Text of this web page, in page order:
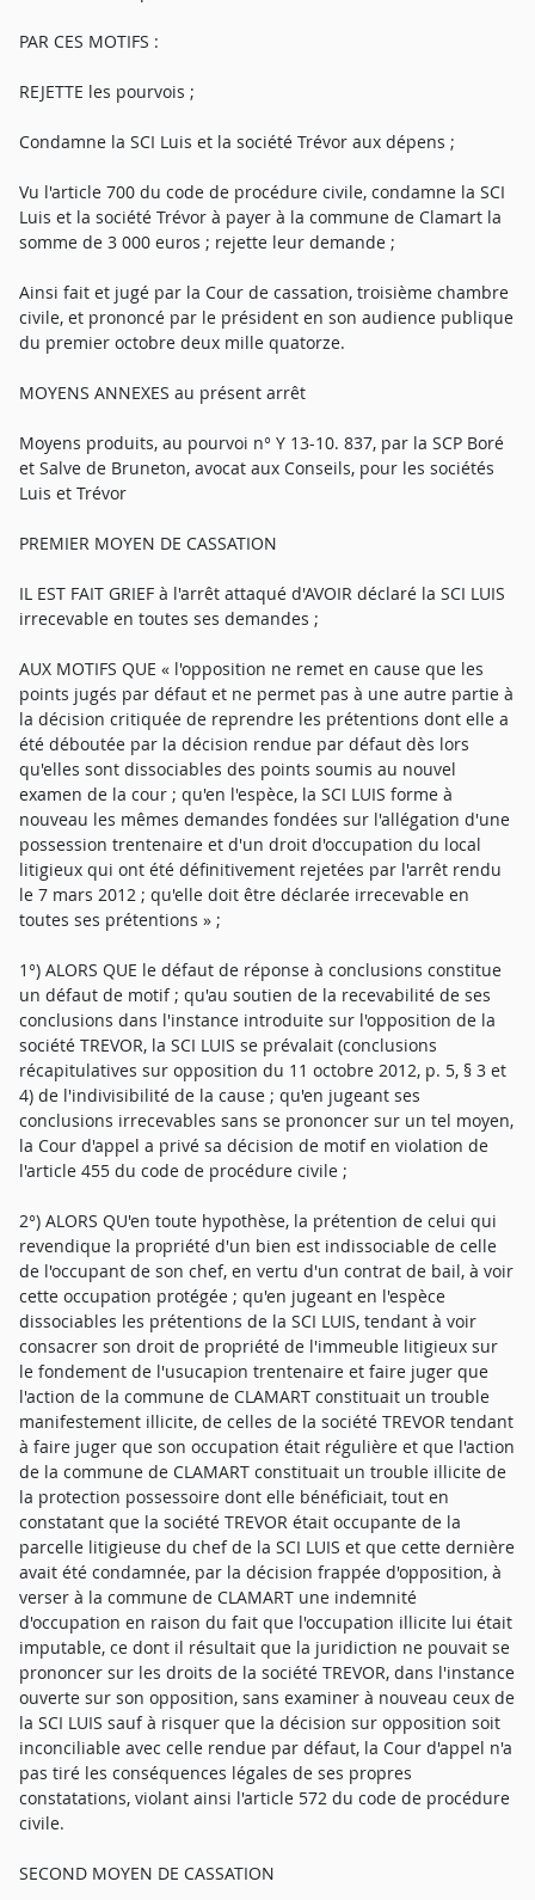
PAR CES MOTIFS :
REJETTE les pourvois ;
Condamne la SCI Luis et la société Trévor aux dépens ;
Vu l'article 700 du code de procédure civile, condamne la SCI
Luis et la société Trévor à payer à la commune de Clamart la
somme de 3 000 euros ; rejette leur demande ;
Ainsi fait et jugé par la Cour de cassation, troisième chambre
civile, et prononcé par le président en son audience publique
du premier octobre deux mille quatorze.
MOYENS ANNEXES au présent arrêt
Moyens produits, au pourvoi n° Y 13-10. 837, par la SCP Boré
et Salve de Bruneton, avocat aux Conseils, pour les sociétés
Luis et Trévor
PREMIER MOYEN DE CASSATION
IL EST FAIT GRIEF à l'arrêt attaqué d'AVOIR déclaré la SCI LUIS
irrecevable en toutes ses demandes ;
AUX MOTIFS QUE « l'opposition ne remet en cause que les
points jugés par défaut et ne permet pas à une autre partie à
la décision critiquée de reprendre les prétentions dont elle a
été déboutée par la décision rendue par défaut dès lors
qu'elles sont dissociables des points soumis au nouvel
examen de la cour ; qu'en l'espèce, la SCI LUIS forme à
nouveau les mêmes demandes fondées sur l'allégation d'une
possession trentenaire et d'un droit d'occupation du local
litigieux qui ont été définitivement rejetées par l'arrêt rendu
le 7 mars 2012 ; qu'elle doit être déclarée irrecevable en
toutes ses prétentions » ;
1°) ALORS QUE le défaut de réponse à conclusions constitue
un défaut de motif ; qu'au soutien de la recevabilité de ses
conclusions dans l'instance introduite sur l'opposition de la
société TREVOR, la SCI LUIS se prévalait (conclusions
récapitulatives sur opposition du 11 octobre 2012, p. 5, § 3 et
4) de l'indivisibilité de la cause ; qu'en jugeant ses
conclusions irrecevables sans se prononcer sur un tel moyen,
la Cour d'appel a privé sa décision de motif en violation de
l'article 455 du code de procédure civile ;
2°) ALORS QU'en toute hypothèse, la prétention de celui qui
revendique la propriété d'un bien est indissociable de celle
de l'occupant de son chef, en vertu d'un contrat de bail, à voir
cette occupation protégée ; qu'en jugeant en l'espèce
dissociables les prétentions de la SCI LUIS, tendant à voir
consacrer son droit de propriété de l'immeuble litigieux sur
le fondement de l'usucapion trentenaire et faire juger que
l'action de la commune de CLAMART constituait un trouble
manifestement illicite, de celles de la société TREVOR tendant
à faire juger que son occupation était régulière et que l'action
de la commune de CLAMART constituait un trouble illicite de
la protection possessoire dont elle bénéficiait, tout en
constatant que la société TREVOR était occupante de la
parcelle litigieuse du chef de la SCI LUIS et que cette dernière
avait été condamnée, par la décision frappée d'opposition, à
verser à la commune de CLAMART une indemnité
d'occupation en raison du fait que l'occupation illicite lui était
imputable, ce dont il résultait que la juridiction ne pouvait se
prononcer sur les droits de la société TREVOR, dans l'instance
ouverte sur son opposition, sans examiner à nouveau ceux de
la SCI LUIS sauf à risquer que la décision sur opposition soit
inconciliable avec celle rendue par défaut, la Cour d'appel n'a
pas tiré les conséquences légales de ses propres
constatations, violant ainsi l'article 572 du code de procédure
civile.
SECOND MOYEN DE CASSATION